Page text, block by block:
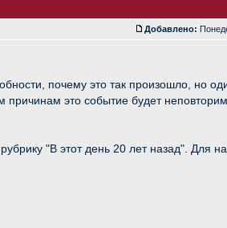
Добавлено:
почему это так произошло, но
причинам это событие будет
"В этот день 20 лет назад". Для